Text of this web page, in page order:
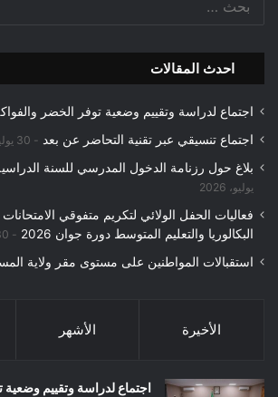
احدث المقالات
اجتماع لدراسة وتقييم وضعية توفر الخضر
اجتماع تنسيقي عبر تقنية التحاضر عن بعد 30 يوليو، 2026
بلاغ حول رزنامة الدخول المدرسي للسنة الدراسية 2026-
يوليو، 2026
فعاليات الحفل الولائي لتكريم متفوقي
البكالوريا والتعليم المتوسط دورة جوان 2026
30
استقبالات المواطنين على مستوى مقر ولاية
الأخيرة الأشهر
اجتماع لدراسة وتقييم وضعية